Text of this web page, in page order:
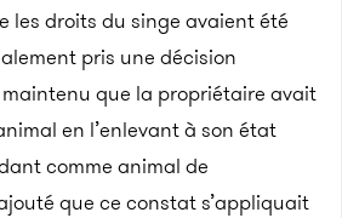
les droits du singe avaient été
pris une décision
que la propriétaire avait
en l’enlevant à son état
comme animal de
que ce constat s’appliquait